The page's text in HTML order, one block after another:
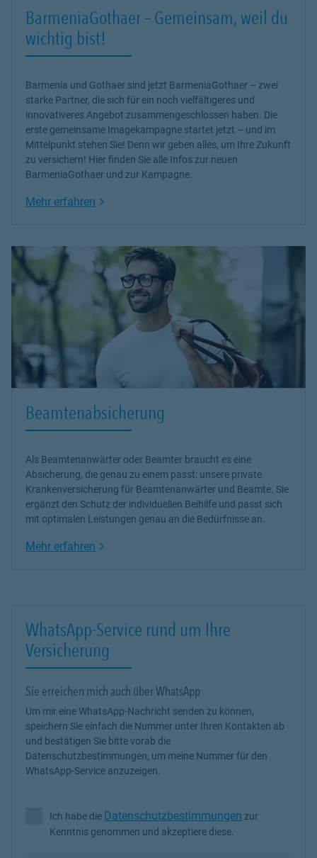
BarmeniaGothaer – Gemeinsam, weil du
wichtig bist!
Barmenia und Gothaer sind jetzt BarmeniaGothaer – zwei
starke Partner, die sich für ein noch vielfältigeres und
innovativeres Angebot zusammengeschlossen haben. Die
erste gemeinsame Imagekampagne startet jetzt – und im
Mittelpunkt stehen Sie! Denn wir geben alles, um Ihre Zukunft
zu versichern! Hier finden Sie alle Infos zur neuen
BarmeniaGothaer und zur Kampagne.
Mehr erfahren Link Opens in New Tab
Beamtenabsicherung
Als Beamtenanwärter oder Beamter braucht es eine
Absicherung, die genau zu einem passt: unsere private
Krankenversicherung für Beamtenanwärter und Beamte. Sie
ergänzt den Schutz der individuellen Beihilfe und passt sich
mit optimalen Leistungen genau an die Bedürfnisse an.
Mehr erfahren Link Opens in New Tab
WhatsApp-Service rund um Ihre
Versicherung
Sie erreichen mich auch über WhatsApp
Um mir eine WhatsApp-Nachricht senden zu können,
speichern Sie einfach die Nummer unter Ihren Kontakten ab
und bestätigen Sie bitte vorab die
Datenschutzbestimmungen, um meine Nummer für den
WhatsApp-Service anzuzeigen.
Ich habe die Datenschutzbestimmungen zur Kenntnis
Ich habe die Datenschutzbestimmungen zur
Kenntnis genommen und akzeptiere diese.